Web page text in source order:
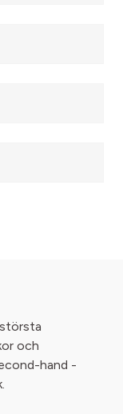
största
och
hand -